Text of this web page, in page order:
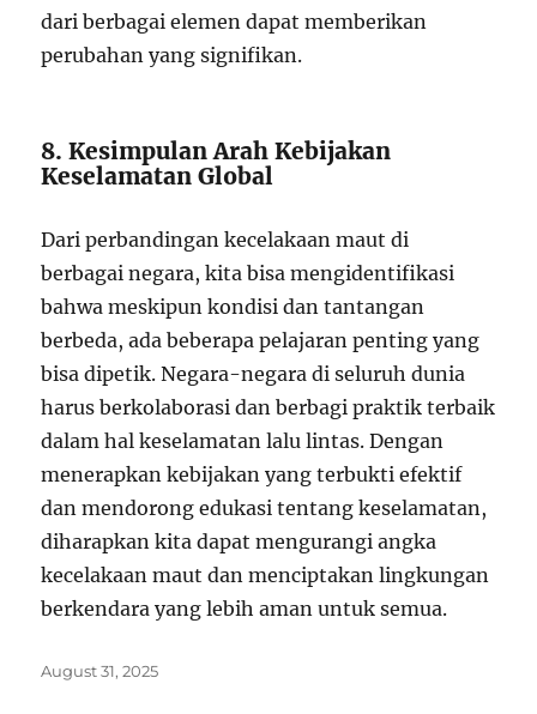
dari berbagai elemen dapat memberikan
perubahan yang signifikan.
8. Kesimpulan Arah Kebijakan
Keselamatan Global
Dari perbandingan kecelakaan maut di
berbagai negara, kita bisa mengidentifikasi
bahwa meskipun kondisi dan tantangan
berbeda, ada beberapa pelajaran penting yang
bisa dipetik. Negara-negara di seluruh dunia
harus berkolaborasi dan berbagi praktik terbaik
dalam hal keselamatan lalu lintas. Dengan
menerapkan kebijakan yang terbukti efektif
dan mendorong edukasi tentang keselamatan,
diharapkan kita dapat mengurangi angka
kecelakaan maut dan menciptakan lingkungan
berkendara yang lebih aman untuk semua.
Posted
August 31, 2025